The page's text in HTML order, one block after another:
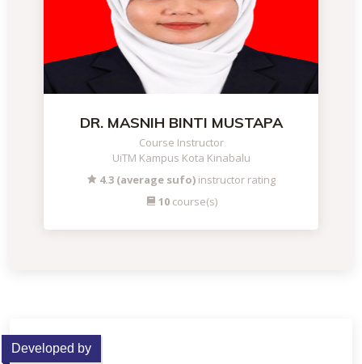
DR. MASNIH BINTI MUSTAPA
Course Instructor
UiTM Kampus Kota Kinabalu
4.3 (average sufo) instructor rating
10course(s)
Developed by